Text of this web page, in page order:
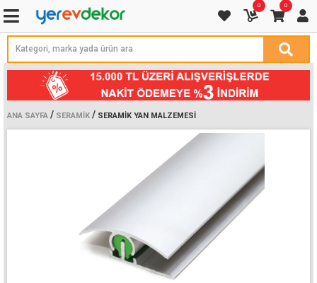
0 0
ANA SAYFA / SERAMIK / SERAMIK YAN MALZEMESI